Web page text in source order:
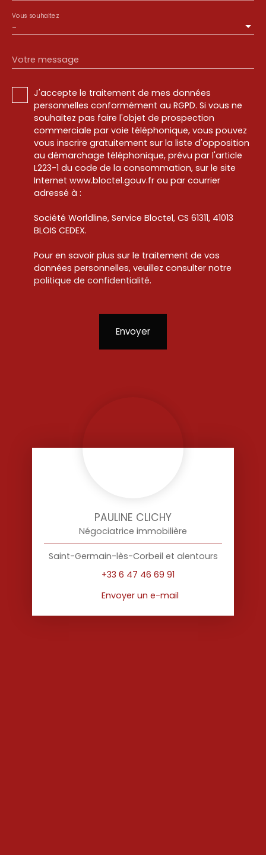
-
Vous souhaitez
Votre message
J'accepte le traitement de mes données
personnelles conformément au RGPD. Si vous ne
souhaitez pas faire l'objet de prospection
commerciale par voie téléphonique, vous pouvez
vous inscrire gratuitement sur la liste d'opposition
au démarchage téléphonique, prévu par l'article
L223-1 du code de la consommation, sur le site
Internet www.bloctel.gouv.fr ou par courrier
adressé à :
Société Worldline, Service Bloctel, CS 61311, 41013
BLOIS CEDEX.
Pour en savoir plus sur le traitement de vos
données personnelles, veuillez consulter notre
politique de confidentialité.
Envoyer
PAULINE CLICHY
Négociatrice immobilière
Saint-Germain-lès-Corbeil et alentours
+33 6 47 46 69 91
Envoyer un e-mail